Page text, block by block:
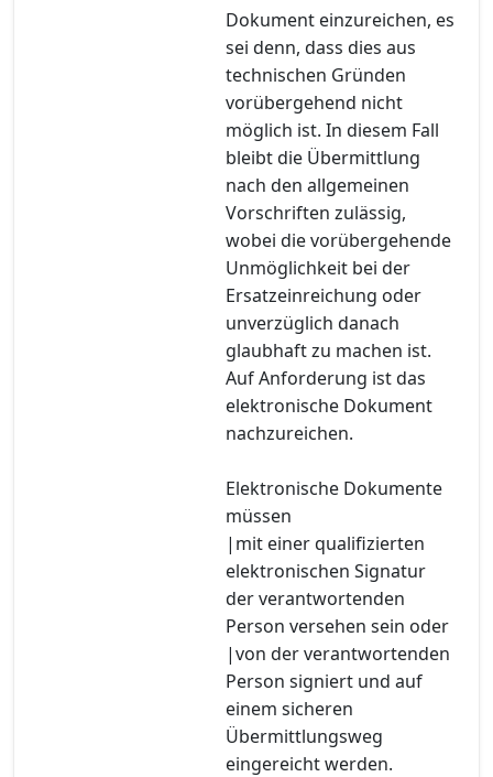
Dokument einzureichen, es
sei denn, dass dies aus
technischen Gründen
vorübergehend nicht
möglich ist. In diesem Fall
bleibt die Übermittlung
nach den allgemeinen
Vorschriften zulässig,
wobei die vorübergehende
Unmöglichkeit bei der
Ersatzeinreichung oder
unverzüglich danach
glaubhaft zu machen ist.
Auf Anforderung ist das
elektronische Dokument
nachzureichen.
Elektronische Dokumente
müssen
|mit einer qualifizierten
elektronischen Signatur
der verantwortenden
Person versehen sein oder
|von der verantwortenden
Person signiert und auf
einem sicheren
Übermittlungsweg
eingereicht werden.